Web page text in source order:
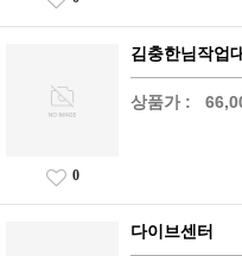
김충한님작업
상품가 :
0
다이브센터